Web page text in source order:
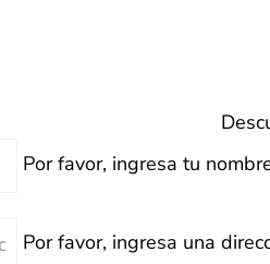
Por favor, ingresa tu
Por favor, ingresa una